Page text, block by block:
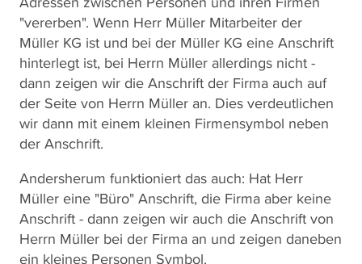
"vererben". Wenn Herr Müller Mitarbeiter der
Müller KG ist und bei der Müller KG eine Anschrift
hinterlegt ist, bei Herrn Müller allerdings nicht -
dann zeigen wir die Anschrift der Firma auch auf
der Seite von Herrn Müller an. Dies verdeutlichen
wir dann mit einem kleinen Firmensymbol neben
der Anschrift.
Andersherum funktioniert das auch: Hat Herr
Müller eine "Büro" Anschrift, die Firma aber keine
Anschrift - dann zeigen wir auch die Anschrift von
Herrn Müller bei der Firma an und zeigen daneben
ein kleines Personen Symbol.